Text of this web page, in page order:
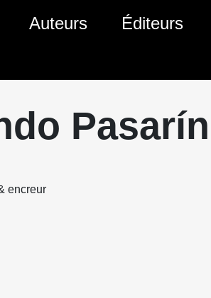
Auteurs Éditeurs
Pasarín
encreur